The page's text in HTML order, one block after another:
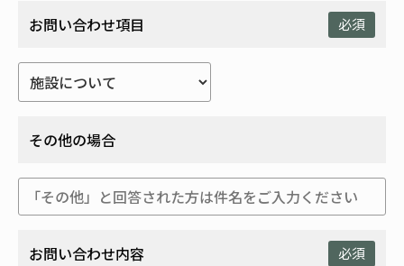
お問い合わせ項目 必須
その他の場合
お問い合わせ内容 必須